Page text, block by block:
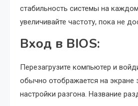
стабильность системы на
увеличивайте частоту, пока не
Вход в BIOS:
Перезагрузите компьютер и
обычно отображается на экране
настройки разгона. Название